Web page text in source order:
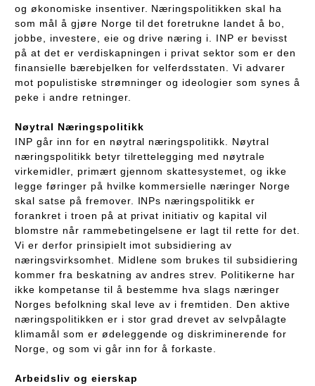
og økonomiske insentiver. Næringspolitikken skal ha
som mål å gjøre Norge til det foretrukne landet å bo,
jobbe, investere, eie og drive næring i. INP er bevisst
på at det er verdiskapningen i privat sektor som er den
finansielle bærebjelken for velferdsstaten. Vi advarer
mot populistiske strømninger og ideologier som synes å
peke i andre retninger.
Nøytral Næringspolitikk
INP går inn for en nøytral næringspolitikk. Nøytral
næringspolitikk betyr tilrettelegging med nøytrale
virkemidler, primært gjennom skattesystemet, og ikke
legge føringer på hvilke kommersielle næringer Norge
skal satse på fremover. INPs næringspolitikk er
forankret i troen på at privat initiativ og kapital vil
blomstre når rammebetingelsene er lagt til rette for det.
Vi er derfor prinsipielt imot subsidiering av
næringsvirksomhet. Midlene som brukes til subsidiering
kommer fra beskatning av andres strev. Politikerne har
ikke kompetanse til å bestemme hva slags næringer
Norges befolkning skal leve av i fremtiden. Den aktive
næringspolitikken er i stor grad drevet av selvpålagte
klimamål som er ødeleggende og diskriminerende for
Norge, og som vi går inn for å forkaste.
Arbeidsliv og eierskap